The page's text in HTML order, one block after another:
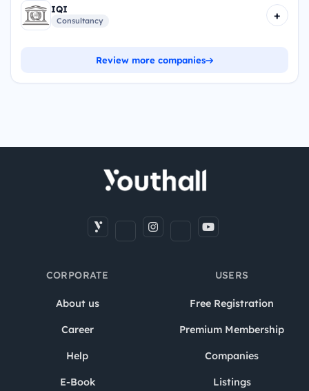
IQI
Consultancy +
Review more companies
CORPORATE
About us
Career
Help
E-Book
USERS
Free Registration
Premium Membership
Companies
Listings